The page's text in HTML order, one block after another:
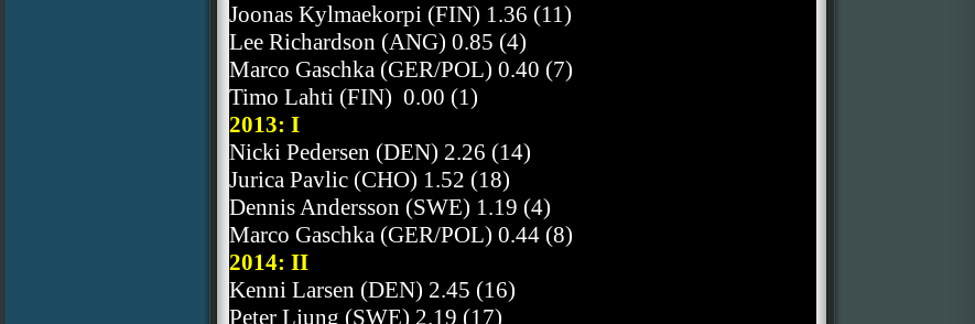
Joonas Kylmaekorpi (FIN) 1.36 (11)
Lee Richardson (ANG) 0.85 (4)
Marco Gaschka (GER/POL) 0.40 (7)
Timo Lahti (FIN) 0.00 (1)
2013: I
Nicki Pedersen (DEN) 2.26 (14)
Jurica Pavlic (CHO) 1.52 (18)
Dennis Andersson (SWE) 1.19 (4)
Marco Gaschka (GER/POL) 0.44 (8)
2014: II
Kenni Larsen (DEN) 2.45 (16)
Peter Ljung (SWE) 2.19 (17)